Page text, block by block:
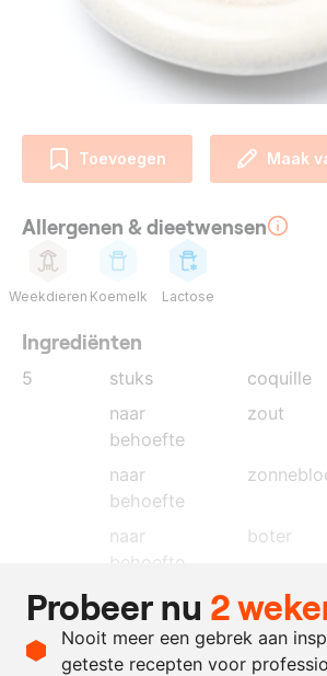
Toevoegen Maak
Allergenen & dieetwensen
Weekdieren Koemelk Lactose
Ingrediënten
5 stuks
coquille
naar
behoefte
zout
naar
behoefte
naar
behoefte
boter
naar
behoefte
Lardo di
naar
Probeer nu 2
Nooit meer een gebrek aan
geteste recepten voor